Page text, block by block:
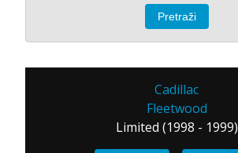
Cadillac
Fleetwood
Limited (1998 - 1999)